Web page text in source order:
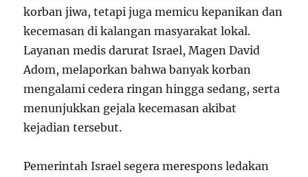
korban jiwa, tetapi juga memicu kepanikan dan
kecemasan di kalangan masyarakat lokal.
Layanan medis darurat Israel, Magen David
Adom, melaporkan bahwa banyak korban
mengalami cedera ringan hingga sedang, serta
menunjukkan gejala kecemasan akibat
kejadian tersebut.
Pemerintah Israel segera merespons ledakan